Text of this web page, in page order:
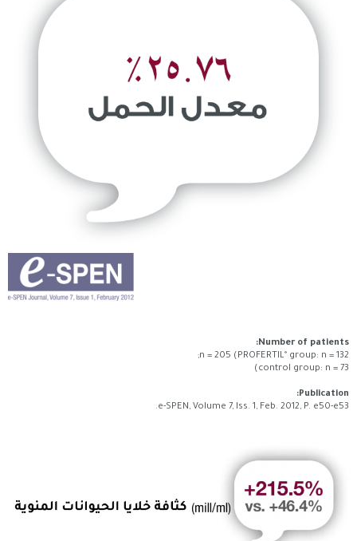
Number of patients:
n = 205 (PROFERTIL® group: n = 132;
control group: n = 73)
Publication:
e-SPEN, Volume 7, Iss. 1, Feb. 2012, P. e50-e53.